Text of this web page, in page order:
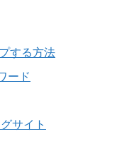
する方法
ード
サイト